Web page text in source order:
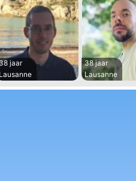
jaar
Lausanne
38 jaar
Lausanne